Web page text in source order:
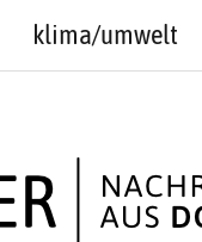
klima/umwelt